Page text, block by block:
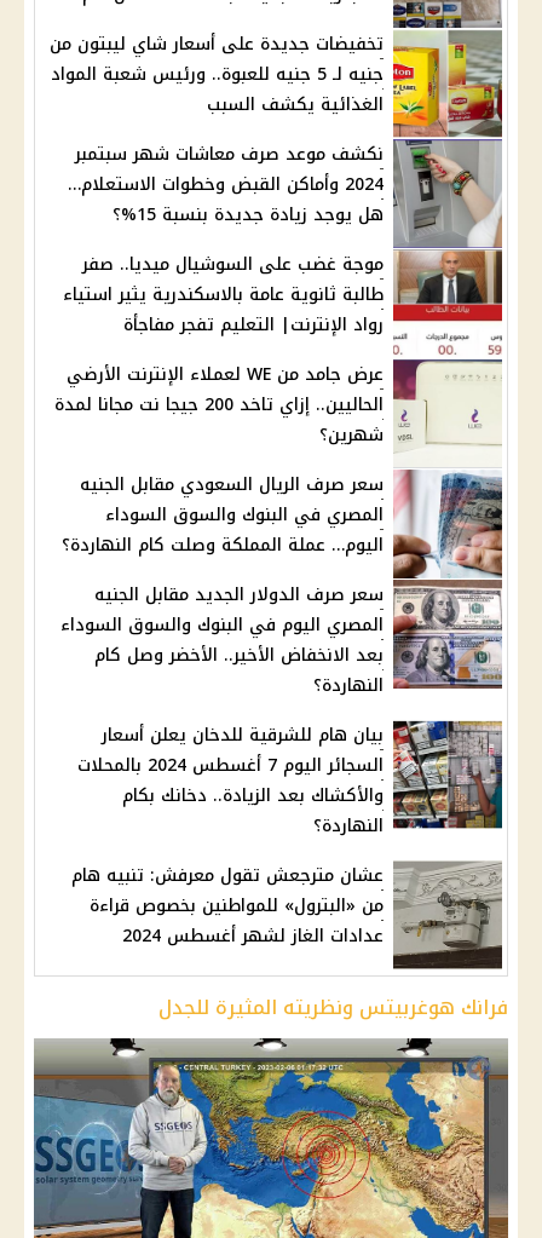
تخفيضات جديدة على أسعار شاي ليبتون من
جنيه لـ 5 جنيه للعبوة.. ورئيس شعبة المواد
الغذائية يكشف السبب
نكشف موعد صرف معاشات شهر سبتمبر
2024 وأماكن القبض وخطوات الاستعلام…
هل يوجد زيادة جديدة بنسبة 15%؟
موجة غضب على السوشيال ميديا.. صفر
طالبة ثانوية عامة بالاسكندرية يثير استياء
رواد الإنترنت| التعليم تفجر مفاجأة
عرض جامد من WE لعملاء الإنترنت الأرضي
الحاليين.. إزاي تاخد 200 جيجا نت مجانا لمدة
شهرين؟
سعر صرف الريال السعودي مقابل الجنيه
المصري في البنوك والسوق السوداء
اليوم… عملة المملكة وصلت كام النهاردة؟
سعر صرف الدولار الجديد مقابل الجنيه
المصري اليوم في البنوك والسوق السوداء
بعد الانخفاض الأخير.. الأخضر وصل كام
النهاردة؟
بيان هام للشرقية للدخان يعلن أسعار
السجائر اليوم 7 أغسطس 2024 بالمحلات
والأكشاك بعد الزيادة.. دخانك بكام
النهاردة؟
عشان مترجعش تقول معرفش: تنبيه هام
من «البترول» للمواطنين بخصوص قراءة
عدادات الغاز لشهر أغسطس 2024
فرانك هوغربيتس ونظريته المثيرة للجدل